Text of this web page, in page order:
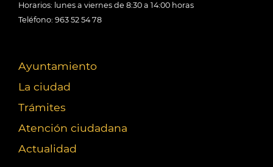
Horarios: lunes a viernes de 8:30 a 14:00 horas
Teléfono: 963 52 54 78
Ayuntamiento
La ciudad
Trámites
Atención ciudadana
Actualidad